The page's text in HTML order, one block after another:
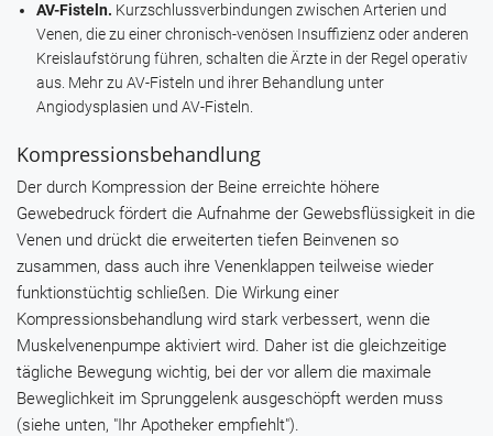
AV-Fisteln. Kurzschlussverbindungen zwischen Arterien und
Venen, die zu einer chronisch-venösen Insuffizienz oder anderen
Kreislaufstörung führen, schalten die Ärzte in der Regel operativ
aus. Mehr zu AV-Fisteln und ihrer Behandlung unter
Angiodysplasien und AV-Fisteln.
Kompressionsbehandlung
Der durch Kompression der Beine erreichte höhere
Gewebedruck fördert die Aufnahme der Gewebsflüssigkeit in die
Venen und drückt die erweiterten tiefen Beinvenen so
zusammen, dass auch ihre Venenklappen teilweise wieder
funktionstüchtig schließen. Die Wirkung einer
Kompressionsbehandlung wird stark verbessert, wenn die
Muskelvenenpumpe aktiviert wird. Daher ist die gleichzeitige
tägliche Bewegung wichtig, bei der vor allem die maximale
Beweglichkeit im Sprunggelenk ausgeschöpft werden muss
(siehe unten, "Ihr Apotheker empfiehlt").